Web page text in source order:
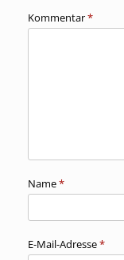
Kommentar*
Name*
E-Mail-Adresse*